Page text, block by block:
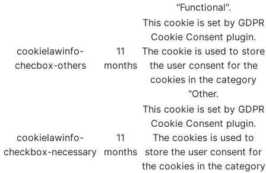
"Functional".
cookielawinfo-
checbox-others
11
months
This cookie is set by GDPR
Cookie Consent plugin.
The cookie is used to store
the user consent for the
cookies in the category
"Other.
cookielawinfo-
checkbox-necessary
11
months
This cookie is set by GDPR
Cookie Consent plugin.
The cookies is used to
store the user consent for
the cookies in the category